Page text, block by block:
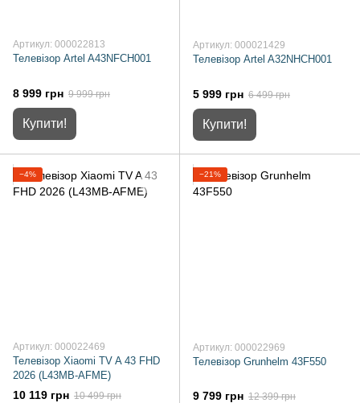
Артикул: 000022813
Телевізор Artel A43NFCH001
8 999 грн 9 999 грн
Купити!
Артикул: 000021429
Телевізор Artel A32NHCH001
5 999 грн 6 499 грн
Купити!
−4%
Артикул: 000022469
Телевізор Xiaomi TV A 43 FHD
2026 (L43MB-AFME)
10 119 грн 10 499 грн
−21%
Артикул: 000022969
Телевізор Grunhelm 43F550
9 799 грн 12 399 грн